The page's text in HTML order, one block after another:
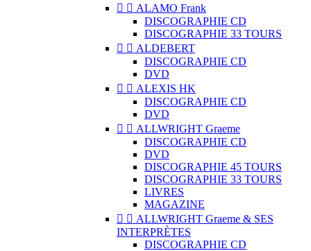
  ALAMO Frank
DISCOGRAPHIE CD
DISCOGRAPHIE 33 TOURS
  ALDEBERT
DISCOGRAPHIE CD
DVD
  ALEXIS HK
DISCOGRAPHIE CD
DVD
  ALLWRIGHT Graeme
DISCOGRAPHIE CD
DVD
DISCOGRAPHIE 45 TOURS
DISCOGRAPHIE 33 TOURS
LIVRES
MAGAZINE
  ALLWRIGHT Graeme & SES
INTERPRÈTES
DISCOGRAPHIE CD